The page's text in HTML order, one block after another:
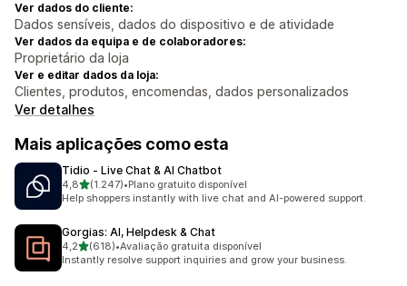
Ver dados do cliente:
Dados sensíveis, dados do dispositivo e de atividade
Ver dados da equipa e de colaboradores:
Proprietário da loja
Ver e editar dados da loja:
Clientes, produtos, encomendas, dados personalizados
Ver detalhes
Mais aplicações como esta
Tidio ‑ Live Chat & AI Chatbot
4,8de 5 estrelas
(1.247)
1247 total de avaliações
•Plano gratuito disponível
Help shoppers instantly with live chat and AI-powered support.
Gorgias: AI, Helpdesk & Chat
4,2de 5 estrelas
(618)
618 total de avaliações
•Avaliação gratuita disponível
Instantly resolve support inquiries and grow your business.